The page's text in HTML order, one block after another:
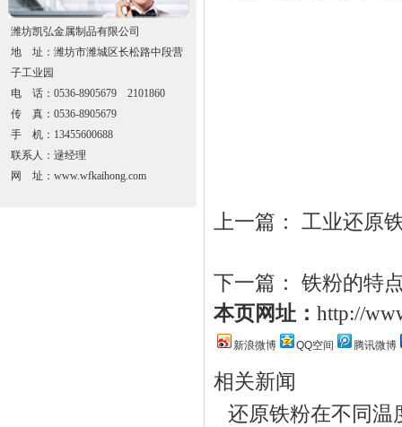
潍坊凯弘金属制品有限公司
地 址：潍坊市潍城区长松路中段营
子工业园
电 话：0536-8905679 2101860
传 真：0536-8905679
手 机：13455600688
联系人：逯经理
网 址：www.wfkaihong.com
上一篇： 工业还原
下一篇： 铁粉的特
本页网址： http://
新浪微博 QQ空间 腾讯微博
相关新闻
还原铁粉在不同